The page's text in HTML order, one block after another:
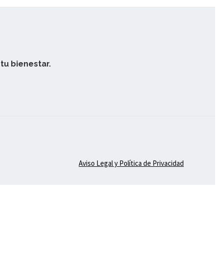
bienestar.
Aviso Legal y Política de Privacidad